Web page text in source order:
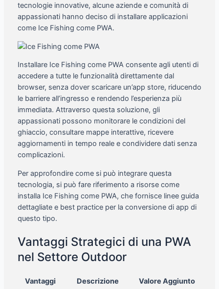
tecnologie innovative, alcune aziende e comunità di
appassionati hanno deciso di installare applicazioni
come Ice Fishing come PWA.
Installare Ice Fishing come PWA consente agli utenti di
accedere a tutte le funzionalità direttamente dal
browser, senza dover scaricare un’app store, riducendo
le barriere all’ingresso e rendendo l’esperienza più
immediata. Attraverso questa soluzione, gli
appassionati possono monitorare le condizioni del
ghiaccio, consultare mappe interattive, ricevere
aggiornamenti in tempo reale e condividere dati senza
complicazioni.
Per approfondire come si può integrare questa
tecnologia, si può fare riferimento a risorse come
installa Ice Fishing come PWA, che fornisce linee guida
dettagliate e best practice per la conversione di app di
questo tipo.
Vantaggi Strategici di una PWA
nel Settore Outdoor
Vantaggi Descrizione Valore Aggiunto